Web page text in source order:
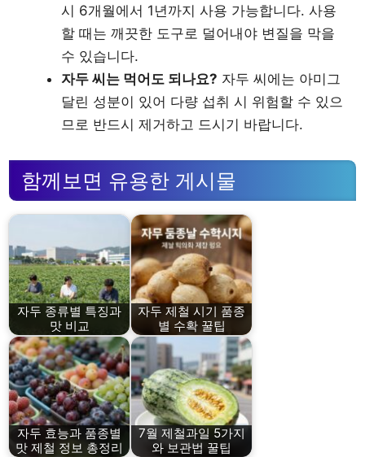
시 6개월에서 1년까지 사용 가능합니다. 사용
할 때는 깨끗한 도구로 덜어내야 변질을 막을
수 있습니다.
자두 씨는 먹어도 되나요? 자두 씨에는 아미그
달린 성분이 있어 다량 섭취 시 위험할 수 있으
므로 반드시 제거하고 드시기 바랍니다.
함께보면 유용한 게시물
자두 종류별 특징과
맛 비교
자두 제철 시기 품종
별 수확 꿀팁
자두 효능과 품종별
맛 제철 정보 총정리
7월 제철과일 5가지
와 보관법 꿀팁